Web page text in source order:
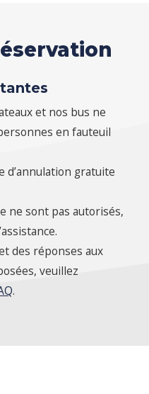
et nos bus ne
en fauteuil
gratuite
ne sont pas autorisés,
des réponses aux
veuillez
.